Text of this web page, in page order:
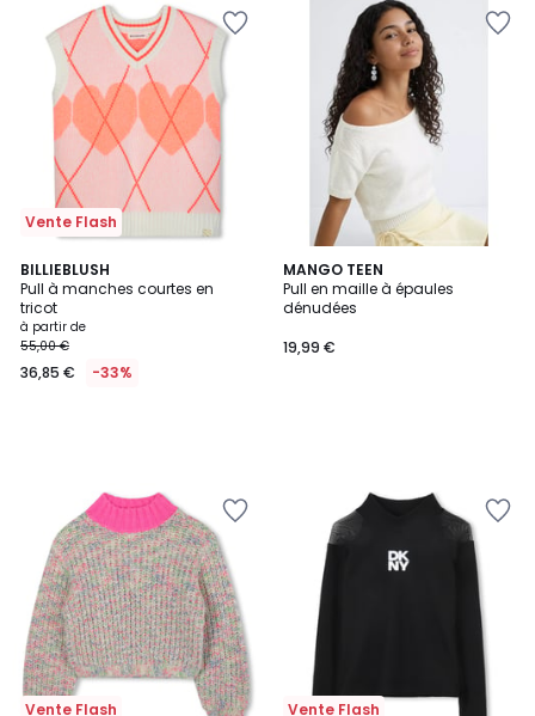
Vente Flash
BILLIEBLUSH
Pull à manches courtes en
tricot
à partir de
55,00 €
36,85 € -33%
MANGO TEEN
Pull en maille à épaules
dénudées
19,99 €
Vente Flash Vente Flash